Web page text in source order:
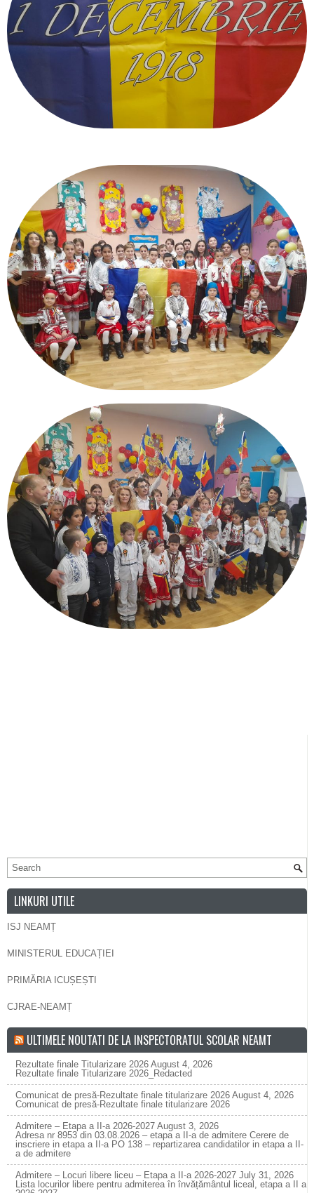
LINKURI UTILE
ISJ NEAMȚ
MINISTERUL EDUCAȚIEI
PRIMĂRIA ICUȘEȘTI
CJRAE-NEAMȚ
ULTIMELE NOUTATI DE LA INSPECTORATUL SCOLAR NEAMT
Rezultate finale Titularizare 2026 August 4, 2026
Rezultate finale Titularizare 2026_Redacted
Comunicat de presă-Rezultate finale titularizare 2026 August 4, 2026
Comunicat de presă-Rezultate finale titularizare 2026
Admitere – Etapa a II-a 2026-2027 August 3, 2026
Adresa nr 8953 din 03.08.2026 – etapa a II-a de admitere Cerere de
inscriere in etapa a II-a PO 138 – repartizarea candidatilor in etapa a II-
a de admitere
Admitere – Locuri libere liceu – Etapa a II-a 2026-2027 July 31, 2026
Lista locurilor libere pentru admiterea în învățământul liceal, etapa a II a